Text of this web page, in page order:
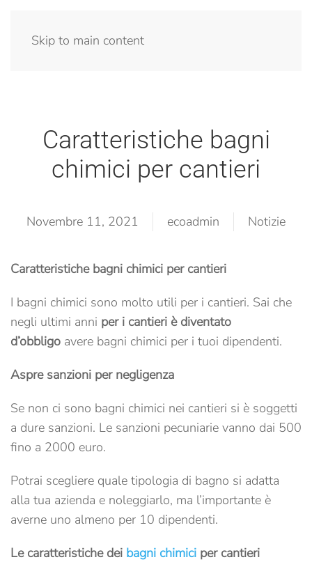
Skip to main content
Caratteristiche bagni
chimici per cantieri
Novembre 11, 2021 ecoadmin Notizie
Caratteristiche bagni chimici per cantieri
I bagni chimici sono molto utili per i cantieri. Sai che
negli ultimi anni per i cantieri è diventato
d’obbligo avere bagni chimici per i tuoi dipendenti.
Aspre sanzioni per negligenza
Se non ci sono bagni chimici nei cantieri si è soggetti
a dure sanzioni. Le sanzioni pecuniarie vanno dai 500
fino a 2000 euro.
Potrai scegliere quale tipologia di bagno si adatta
alla tua azienda e noleggiarlo, ma l’importante è
averne uno almeno per 10 dipendenti.
Le caratteristiche dei bagni chimici per cantieri